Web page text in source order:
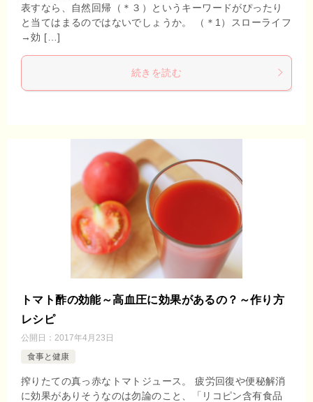
表すなら、自然回帰（＊３）というキーワードがぴったり
と当てはまるのではないでしょうか。 （＊1）スローライフ
→効 […]
続きを読む
トマト酢の効能～高血圧に効果があるの？～作り方
レシピ
公開日： 2017年4月23日
食事と健康
搾りたての真っ赤なトマトジュース。 疲労回復や便秘解消
に効果がありそうなのは勿論のこと、「リコピン含有食品